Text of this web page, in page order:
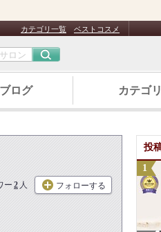
カテゴリ一覧 ベストコスメ
ログ カテゴリ
ー 2 人 フォローする
投